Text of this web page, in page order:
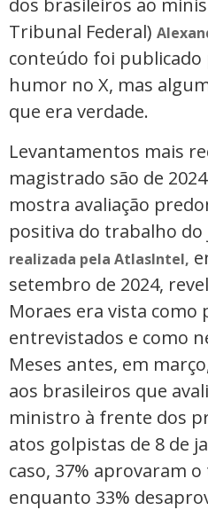
dos brasileiros ao
Tribunal Federal)
conteúdo foi
humor no X, mas
que era verdade.
Levantamentos mais
magistrado são de
mostra avaliação
positiva do trabalho
realizada pela AtlasIntel,
setembro de 2024,
Moraes era vista como
entrevistados e como
Meses antes, em
aos brasileiros que
ministro à frente dos
atos golpistas de 8 de
caso, 37% aprovaram
enquanto 33%